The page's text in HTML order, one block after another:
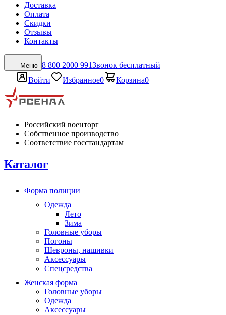
Доставка
Оплата
Скидки
Отзывы
Контакты
Меню 8 800 2000 991Звонок бесплатный
Войти
Избранное0 Корзина0
Российский военторг
Собственное производство
Соответствие госстандартам
Каталог
Форма полиции
Одежда
Лето
Зима
Головные уборы
Погоны
Шевроны, нашивки
Аксессуары
Спецсредства
Женская форма
Головные уборы
Одежда
Аксессуары